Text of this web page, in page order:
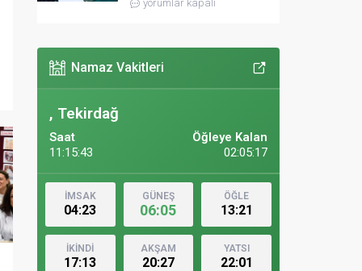
yorumlar kapalı
Namaz Vakitleri
, Tekirdağ
Saat
11:15:45
Öğleye Kalan
02:05:15
İMSAK
04:23
GÜNEŞ
06:05
ÖĞLE
13:21
İKİNDİ
17:13
AKŞAM
20:27
YATSI
22:01